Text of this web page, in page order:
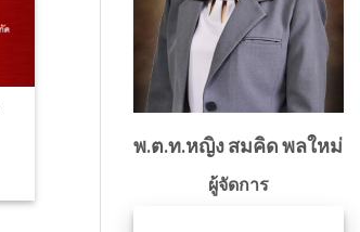
พ.ต.ท.หญิง สมคิด พลใหม่
ผู้จัดการ